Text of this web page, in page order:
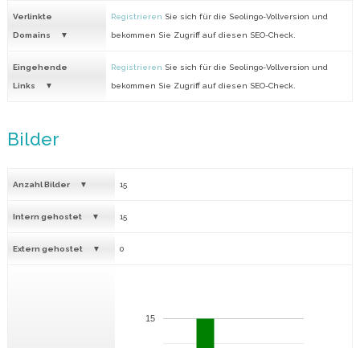
Verlinkte
Domains
Registrieren Sie sich für die Seolingo-Vollversion und
bekommen Sie Zugriff auf diesen SEO-Check.
Eingehende
Links
Registrieren Sie sich für die Seolingo-Vollversion und
bekommen Sie Zugriff auf diesen SEO-Check.
Bilder
Anzahl Bilder 15
Intern gehostet 15
Extern gehostet 0
15